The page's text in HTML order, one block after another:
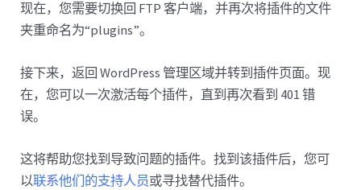
现在，您需要切换回 FTP 客户端，并再次将插件的文件
夹重命名为“plugins”。
接下来，返回 WordPress 管理区域并转到插件页面。现
在，您可以一次激活每个插件，直到再次看到 401 错
误。
这将帮助您找到导致问题的插件。找到该插件后，您可
以联系他们的支持人员或寻找替代插件。